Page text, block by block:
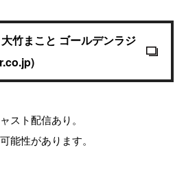
竹まこと ゴールデンラジ
スト配信あり。
能性があります。